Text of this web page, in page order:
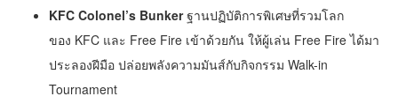
KFC Colonel’s Bunkerฐานปฏิบัติการพิเศษที่รวมโลก
ของ KFC และ Free Fire เข้าด้วยกัน ให้ผู้เล่น Free Fire ได้มา
ประลองฝีมือ ปล่อยพลังความมันส์กับกิจกรรม Walk-in
Tournament